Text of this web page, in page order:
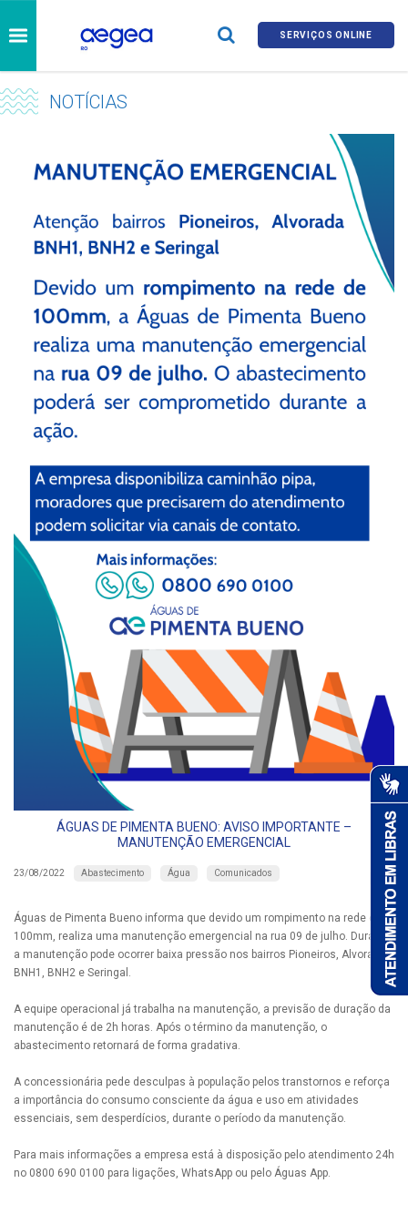
SERVIÇOS ONLINE
NOTÍCIAS
ÁGUAS DE PIMENTA BUENO: AVISO IMPORTANTE –
MANUTENÇÃO EMERGENCIAL
23/08/2022 Abastecimento Água Comunicados
Águas de Pimenta Bueno informa que devido um rompimento na rede de
100mm, realiza uma manutenção emergencial na rua 09 de julho. Durante
a manutenção pode ocorrer baixa pressão nos bairros Pioneiros, Alvorada
BNH1, BNH2 e Seringal.
A equipe operacional já trabalha na manutenção, a previsão de duração da
manutenção é de 2h horas. Após o término da manutenção, o
abastecimento retornará de forma gradativa.
A concessionária pede desculpas à população pelos transtornos e reforça
a importância do consumo consciente da água e uso em atividades
essenciais, sem desperdícios, durante o período da manutenção.
Para mais informações a empresa está à disposição pelo atendimento 24h
no 0800 690 0100 para ligações, WhatsApp ou pelo Águas App.